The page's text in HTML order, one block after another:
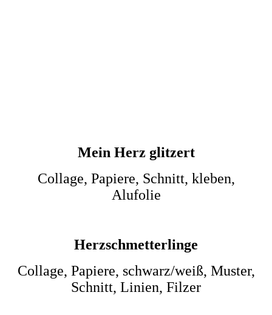
Mein Herz glitzert
Collage, Papiere, Schnitt, kleben,
Alufolie
Herzschmetterlinge
Collage, Papiere, schwarz/weiß, Muster,
Schnitt, Linien, Filzer